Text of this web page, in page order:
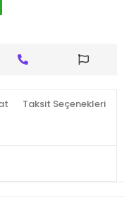
Taksit Seçenekleri